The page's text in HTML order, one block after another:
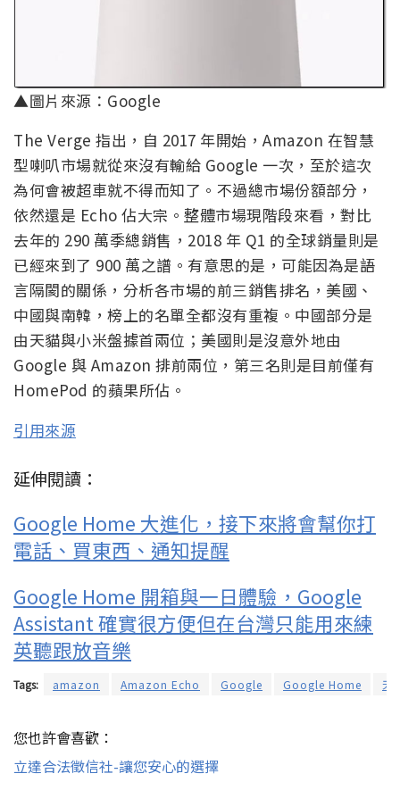
▲圖片來源：Google
The Verge 指出，自 2017 年開始，Amazon 在智慧
型喇叭市場就從來沒有輸給 Google 一次，至於這次
為何會被超車就不得而知了。不過總市場份額部分，
依然還是 Echo 佔大宗。整體市場現階段來看，對比
去年的 290 萬季總銷售，2018 年 Q1 的全球銷量則是
已經來到了 900 萬之譜。有意思的是，可能因為是語
言隔閡的關係，分析各市場的前三銷售排名，美國、
中國與南韓，榜上的名單全都沒有重複。中國部分是
由天貓與小米盤據首兩位；美國則是沒意外地由
Google 與 Amazon 排前兩位，第三名則是目前僅有
HomePod 的蘋果所佔。
引用來源
延伸閱讀：
Google Home 大進化，接下來將會幫你打
電話、買東西、通知提醒
Google Home 開箱與一日體驗，Google
Assistant 確實很方便但在台灣只能用來練
英聽跟放音樂
Tags: amazon Amazon Echo Google Google Home 天
您也許會喜歡：
立達合法徵信社-讓您安心的選擇